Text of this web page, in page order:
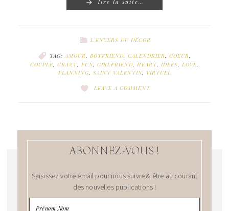
lire la suite…
L'ENVERS DU DÉCOR
TAG:AMOUR, BOYFRIEND, CALENDRIER, COEUR,
COUPLE, CRAZY, FUN, GIRLFRIEND, HEART, IDEES, LOVE,
PLANNING, SAINT VALENTIN, VIRTUEL
LEAVE A COMMENT
ABONNEZ-VOUS !
Saisissez votre email pour nous suivre & être au courant
des nouvelles publications !